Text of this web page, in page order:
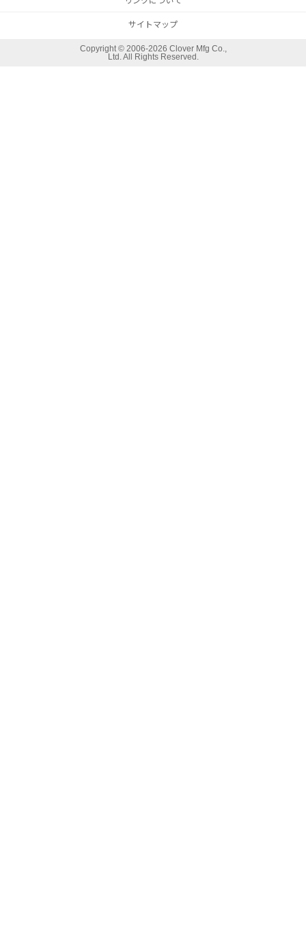
サイトマップ
Copyright © 2006-2026 Clover Mfg Co.,
Ltd. All Rights Reserved.